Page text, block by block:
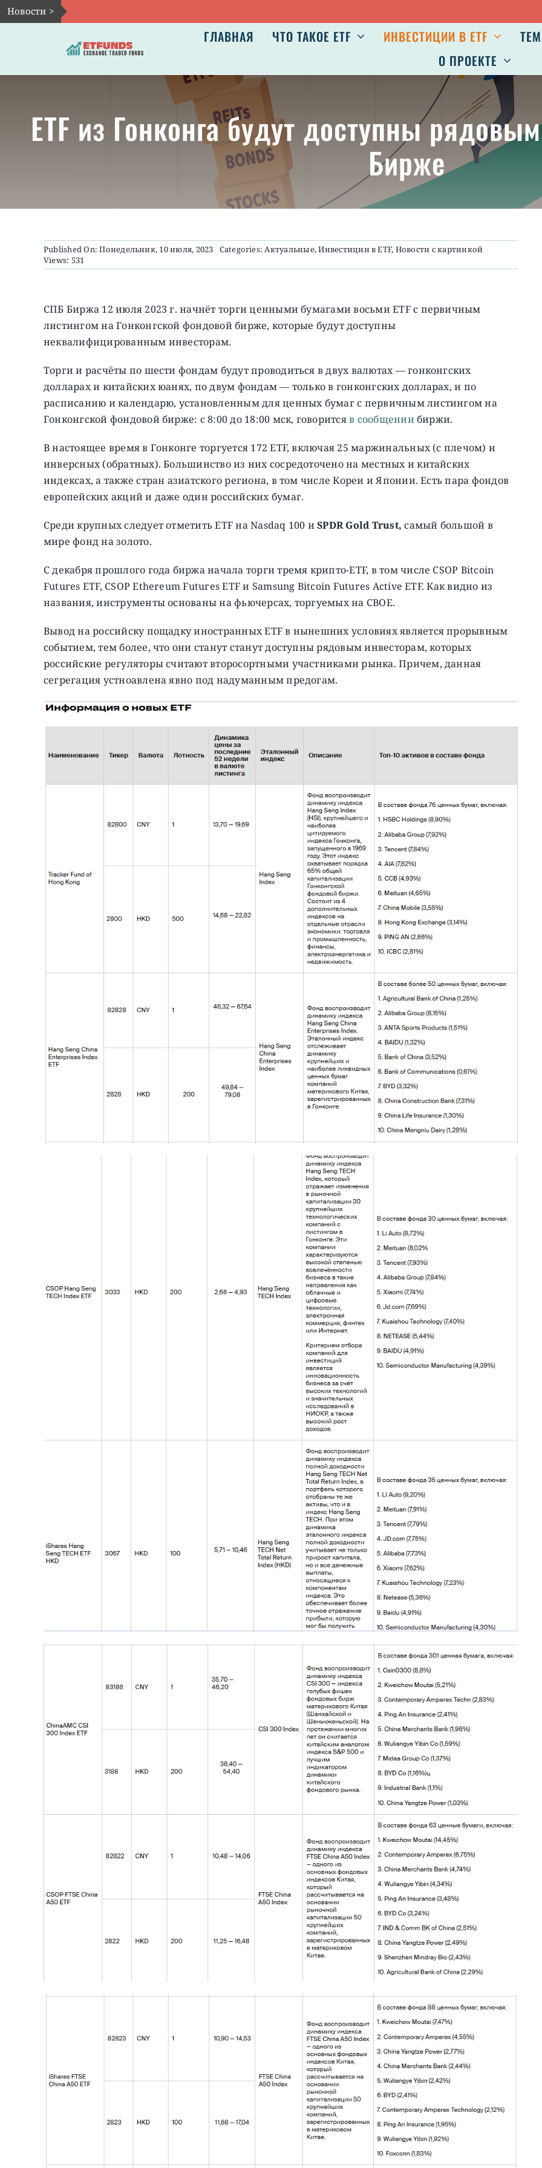
Skip
to
Новости >
ГЛАВНАЯ ЧТО ТАКОЕ ETF ИНВЕСТИЦИИ В ETF
О ПРОЕКТЕ
ETF из Гонконга будут доступны
Бирже
Published On: Понедельник, 10 июля, 2023 Categories:Актуальные,Инвестиции в ETF, Новости с картинкой
Views: 531
СПБ Биржа 12 июля 2023 г. начнёт торги ценными бумагами восьми ETF с первичным
листингом на Гонконгской фондовой бирже, которые будут доступны
неквалифицированным инвесторам.
Торги и расчёты по шести фондам будут проводиться в двух валютах — гонконгских
долларах и китайских юанях, по двум фондам — только в гонконгских долларах, и по
расписанию и календарю, установленным для ценных бумаг с первичным листингом на
Гонконгской фондовой бирже: с 8:00 до 18:00 мск, говоритсяв сообщении биржи.
В настоящее время в Гонконге торгуется 172 ETF, включая 25 маржинальных (с плечом) и
инверсных (обратных). Большинство из них сосредоточено на местных и китайских
индексах, а также стран азиатского региона, в том числе Кореи и Японии. Есть пара фондов
европейских акций и даже один российских бумаг.
Среди крупных следует отметить ETF на Nasdaq 100 иSPDR Gold Trust,самый большой в
мире фонд на золото.
С декабря прошлого года биржа начала торги тремя крипто-ETF, в том числе CSOP Bitcoin
Futures ETF, CSOP Ethereum Futures ETF и Samsung Bitcoin Futures Active ETF. Как видно из
названия, инструменты основаны на фьючерсах, торгуемых на CBOE.
Вывод на российску пощадку иностранных ETF в нынешних условиях является прорывным
событием, тем более, что они станут станут доступны рядовым инвесторам, которых
российские регуляторы считают второсортными участниками рынка. Причем, данная
сегрегация устноавлена явно под надуманным предогам.